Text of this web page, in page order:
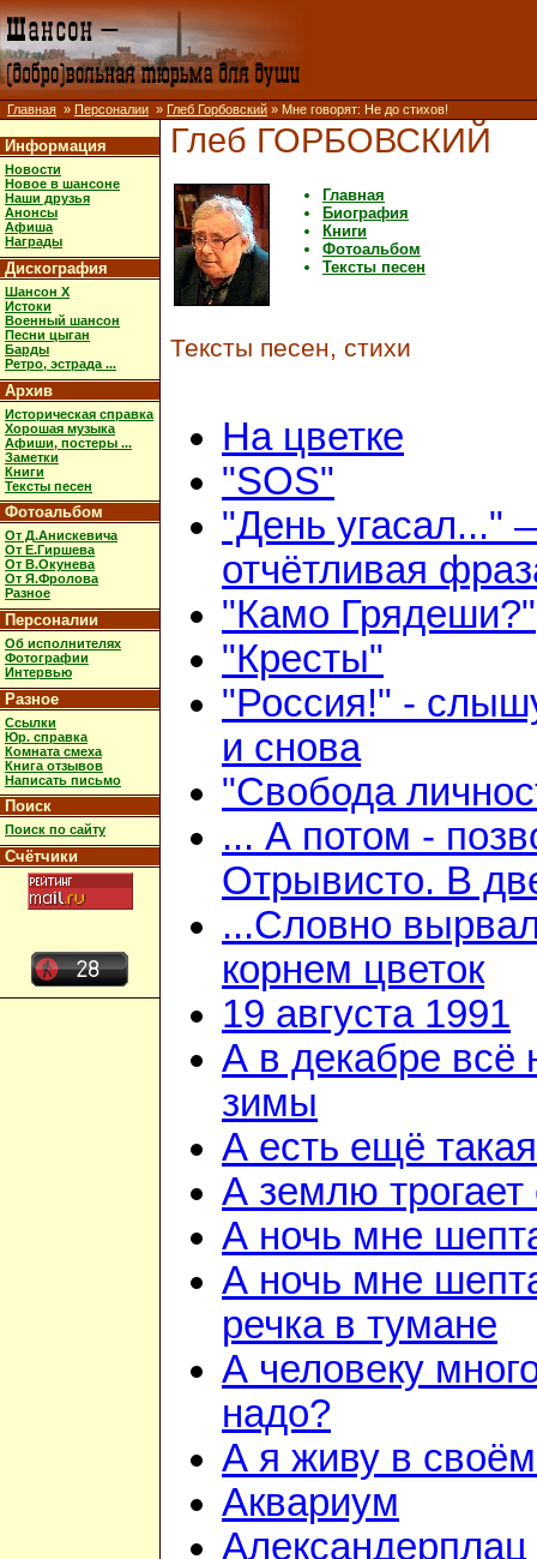
Главная » Персоналии » Глеб Горбовский » Мне говорят: Не до стихов!
Информация
Новости
Новое в шансоне
Наши друзья
Анонсы
Афиша
Награды
Дискография
Шансон X
Истоки
Военный шансон
Песни цыган
Барды
Ретро, эстрада ...
Архив
Историческая справка
Хорошая музыка
Афиши, постеры ...
Заметки
Книги
Тексты песен
Фотоальбом
От Д.Анискевича
От Е.Гиршева
От В.Окунева
От Я.Фролова
Разное
Персоналии
Об исполнителях
Фотографии
Интервью
Разное
Ссылки
Юр. справка
Комната смеха
Книга отзывов
Написать письмо
Поиск
Поиск по сайту
Счётчики
Глеб ГОРБОВСКИЙ
Главная
Биография
Книги
Фотоальбом
Тексты песен
Тексты песен, стихи
На цветке
"SOS"
"День угасал..."
отчётливая
"Камо Грядеши?"
"Кресты"
"Россия!" -
и снова
"Свобода
... А потом -
Отрывисто. В
...Словно
корнем цветок
19 августа 1991
А в декабре всё
зимы
А есть ещё
А землю трогает
А ночь мне
А ночь мне
речка в тумане
А человеку
надо?
А я живу в своём
Аквариум
Александерплац